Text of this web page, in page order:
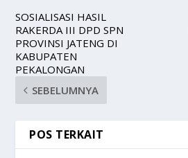
SOSIALISASI HASIL
RAKERDA III DPD SPN
PROVINSI JATENG DI
KABUPATEN
PEKALONGAN
SEBELUMNYA
POS TERKAIT